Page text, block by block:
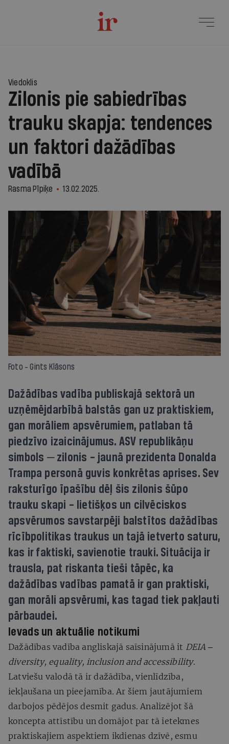
Viedoklis
Zilonis pie sabiedrības
trauku skapja: tendences
un faktori dažādības
vadībā
Rasma Pīpiķe 13.02.2025.
Foto - Gints Klāsons
Dažādības vadība publiskajā sektorā un
uzņēmējdarbībā balstās gan uz praktiskiem,
gan morāliem apsvērumiem, patlaban tā
piedzīvo izaicinājumus. ASV republikāņu
simbols ‒ zilonis – jaunā prezidenta Donalda
Trampa personā guvis konkrētas aprises. Sev
raksturīgo īpašību dēļ šis zilonis šūpo
trauku skapi – lietišķos un cilvēciskos
apsvērumos savstarpēji balstītos dažādības
rīcībpolitikas traukus un tajā ietverto saturu,
kas ir faktiski, savienotie trauki. Situācija ir
trausla, pat riskanta tieši tāpēc, ka
dažādības vadības pamatā ir gan praktiski,
gan morāli apsvērumi, kas tagad tiek pakļauti
pārbaudei.
Ievads un aktuālie notikumi
Dažādības vadība angliskajā saīsinājumā it DEIA ‒
diversity, equality, inclusion and accessibility.
Latviešu valodā tā ir dažādība, vienlīdzība,
iekļaušana un pieejamība. Ar šiem jautājumiem
darbojos pēdējos desmit gadus. Analizējot šā
koncepta attīstību un domājot par tā ietekmes
praktiskajiem aspektiem ikdienas dzīvē, esmu